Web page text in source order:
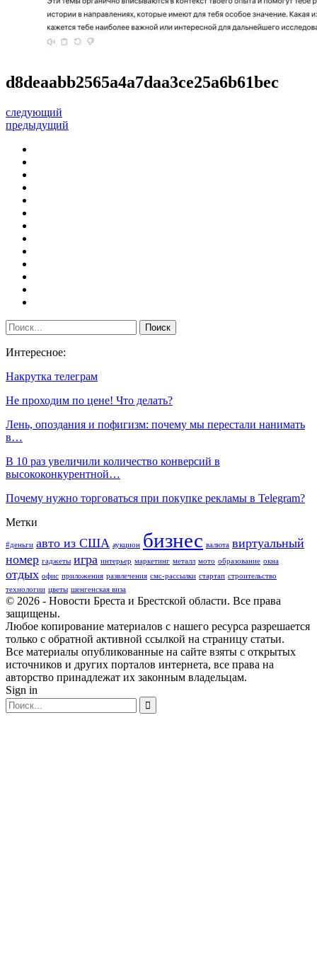
d8deaabb2565a4a7daa3ce25a6b61bec
следующий
предыдущий
Интересное:
Накрутка телеграм
Не проходим по цене! Что делать?
Лень, опоздания и пофигизм: почему мы перестали нанимать
в…
В 10 раз увеличили количество конверсий в
высококонкурентной…
Почему нужно торговаться при покупке рекламы в Telegram?
Метки
#деньги авто из США аукцион бизнес валюта виртуальный
номер гаджеты игра интерьер маркетинг металл мото образование окна
отдых офис приложения развлечения смс-рассылки стартап строительство
технологии цветы шенгенская виза
© 2026 - Новости Бреста и Брестской области. Все права
защищены.
Любое копирование материалов с нашего ресурса разрешается
только с обратной активной ссылкой на страницу статьи.
Все материалы опубликованные на сайте взяты с открытых
источников и других порталов интернета, все права на
авторство принадлежат их законным владельцам.
Sign in